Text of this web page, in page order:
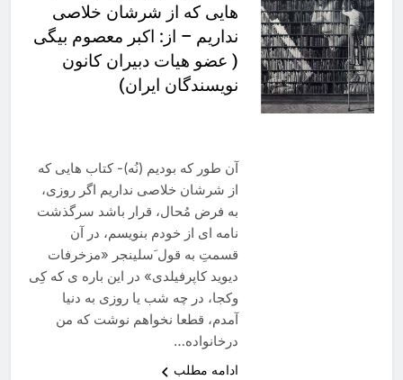
هایی که از شرشان خلاصی
نداریم – از: اکبر معصوم بیگی
( عضو هیات دبیران کانون
نویسندگان ایران)
آن طور که بودیم (نُه)- کتاب هایی که
از شرشان خلاصی نداریم اگر روزی،
به فرض مُحال، قرار باشد سرگذشت
نامه ای از خودم بنویسم، در آن
قسمتِ به قول َسلینجر «مزخرفات
دیوید کاپرفیلدی» در این باره ی که کِی
وکجا، در چه شب یا روزی به دنیا
آمدم، قطعا نخواهم نوشت که من
درخانواده…
ادامه مطلب